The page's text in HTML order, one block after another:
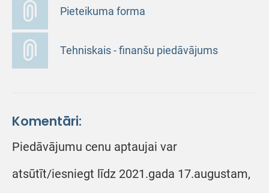
Pieteikuma forma
Tehniskais - finanšu piedāvājums
Komentāri:
Piedāvājumu cenu aptaujai var
atsūtīt/iesniegt līdz 2021.gada 17.augustam,